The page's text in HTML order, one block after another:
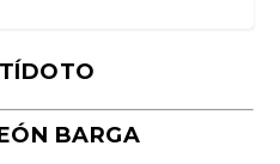
BARGA